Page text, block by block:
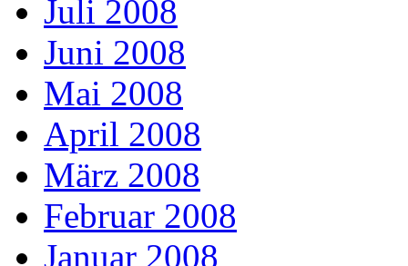
Juli 2008
Juni 2008
Mai 2008
April 2008
März 2008
Februar 2008
Januar 2008